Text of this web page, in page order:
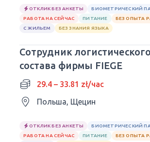
ОТКЛИК БЕЗ АНКЕТЫ
БИОМЕТРИЧЕСКИЙ
РАБОТА НА СЕЙЧАС
ПИТАНИЕ
БЕЗ ОПЫТА
С ЖИЛЬЕМ
БЕЗ ЗНАНИЯ ЯЗЫКА
Сотрудник логистического
состава фирмы FIEGE
29.4 – 33.81 zł/час
Польша, Щецин
ОТКЛИК БЕЗ АНКЕТЫ
БИОМЕТРИЧЕСКИЙ
РАБОТА НА СЕЙЧАС
ПИТАНИЕ
БЕЗ ОПЫТА